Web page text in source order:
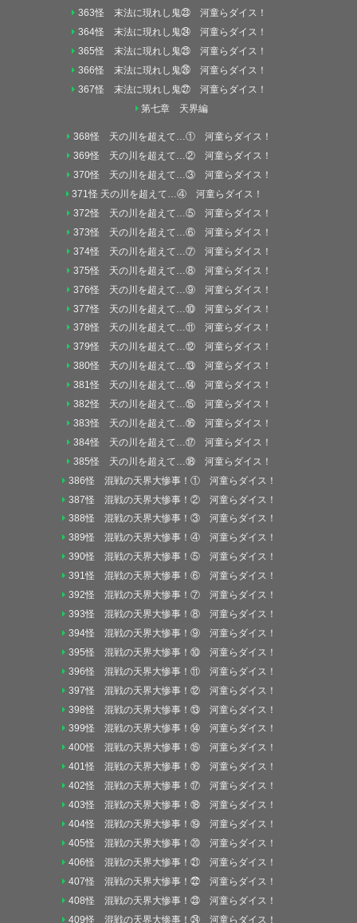
363怪 末法に現れし鬼㉓ 河童らダイス！
364怪 末法に現れし鬼㉔ 河童らダイス！
365怪 末法に現れし鬼㉕ 河童らダイス！
366怪 末法に現れし鬼㉖ 河童らダイス！
367怪 末法に現れし鬼㉗ 河童らダイス！
第七章 天界編
368怪 天の川を超えて…① 河童らダイス！
369怪 天の川を超えて…② 河童らダイス！
370怪 天の川を超えて…③ 河童らダイス！
371怪 天の川を超えて…④ 河童らダイス！
372怪 天の川を超えて…⑤ 河童らダイス！
373怪 天の川を超えて…⑥ 河童らダイス！
374怪 天の川を超えて…⑦ 河童らダイス！
375怪 天の川を超えて…⑧ 河童らダイス！
376怪 天の川を超えて…⑨ 河童らダイス！
377怪 天の川を超えて…⑩ 河童らダイス！
378怪 天の川を超えて…⑪ 河童らダイス！
379怪 天の川を超えて…⑫ 河童らダイス！
380怪 天の川を超えて…⑬ 河童らダイス！
381怪 天の川を超えて…⑭ 河童らダイス！
382怪 天の川を超えて…⑮ 河童らダイス！
383怪 天の川を超えて…⑯ 河童らダイス！
384怪 天の川を超えて…⑰ 河童らダイス！
385怪 天の川を超えて…⑱ 河童らダイス！
386怪 混戦の天界大惨事！① 河童らダイス！
387怪 混戦の天界大惨事！② 河童らダイス！
388怪 混戦の天界大惨事！③ 河童らダイス！
389怪 混戦の天界大惨事！④ 河童らダイス！
390怪 混戦の天界大惨事！⑤ 河童らダイス！
391怪 混戦の天界大惨事！⑥ 河童らダイス！
392怪 混戦の天界大惨事！⑦ 河童らダイス！
393怪 混戦の天界大惨事！⑧ 河童らダイス！
394怪 混戦の天界大惨事！⑨ 河童らダイス！
395怪 混戦の天界大惨事！⑩ 河童らダイス！
396怪 混戦の天界大惨事！⑪ 河童らダイス！
397怪 混戦の天界大惨事！⑫ 河童らダイス！
398怪 混戦の天界大惨事！⑬ 河童らダイス！
399怪 混戦の天界大惨事！⑭ 河童らダイス！
400怪 混戦の天界大惨事！⑮ 河童らダイス！
401怪 混戦の天界大惨事！⑯ 河童らダイス！
402怪 混戦の天界大惨事！⑰ 河童らダイス！
403怪 混戦の天界大惨事！⑱ 河童らダイス！
404怪 混戦の天界大惨事！⑲ 河童らダイス！
405怪 混戦の天界大惨事！⑳ 河童らダイス！
406怪 混戦の天界大惨事！㉑ 河童らダイス！
407怪 混戦の天界大惨事！㉒ 河童らダイス！
408怪 混戦の天界大惨事！㉓ 河童らダイス！
409怪 混戦の天界大惨事！㉔ 河童らダイス！